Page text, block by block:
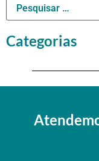
Categorias